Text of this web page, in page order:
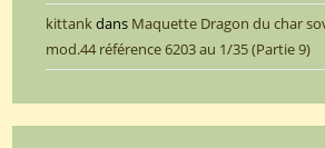
kittankdans Maquette Dragon du char
mod.44 référence 6203 au 1/35 (Partie 9)